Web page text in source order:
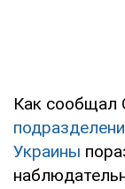
Как сообщал
Украины